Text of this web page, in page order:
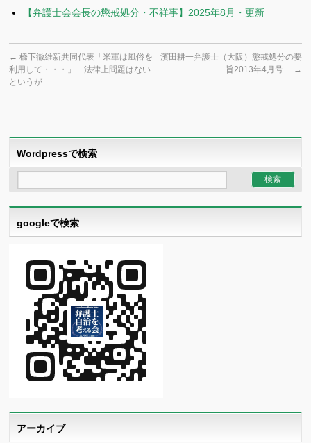
【弁護士会会長の懲戒処分・不祥事】2025年8月・更新
← 橋下徹維新共同代表「米軍は風俗を
利用して・・・」 法律上問題はない
というが
濱田耕一弁護士（大阪）懲戒処分の要
旨2013年4月号
→
Wordpressで検索
googleで検索
アーカイブ